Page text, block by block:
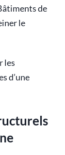
de
le
les
d’une